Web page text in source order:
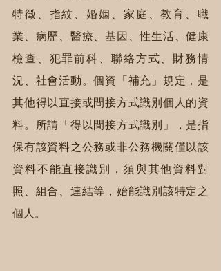
特徵、指紋、婚姻、家庭、教育、職
業、病歷、醫療、基因、性生活、健康
檢查、犯罪前科、聯絡方式、財務情
況、社會活動。個資「補充」規定，是
其他得以直接或間接方式識別個人的資
料。所謂「得以間接方式識別」，是指
保有該資料之公務或非公務機關僅以該
資料不能直接識別，須與其他資料對
照、組合、連結等，始能識別該特定之
個人。